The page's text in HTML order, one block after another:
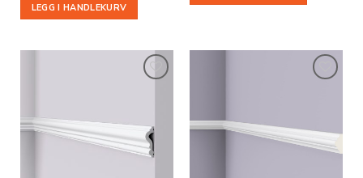
LEGG I HANDLEKURV
ønskeliste
ønskeliste